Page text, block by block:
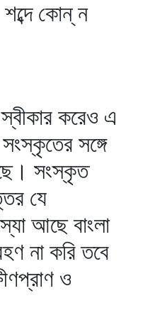
কোন্‌ ন
স্বীকার করেও এ
সঙ্গে
সংস্কৃত
যে
আছে বাংলা
না করি তবে
ও